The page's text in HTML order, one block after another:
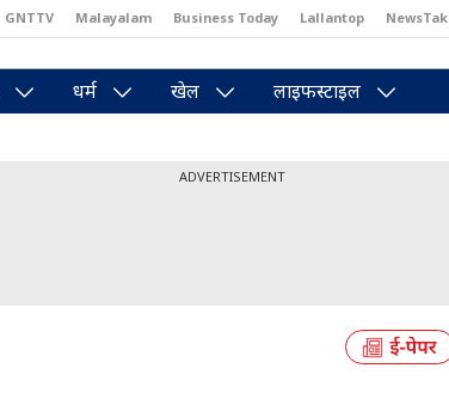
GNTTV Malayalam Business Today Lallantop NewsTak
धर्म खेल लाइफस्टाइल
ADVERTISEMENT